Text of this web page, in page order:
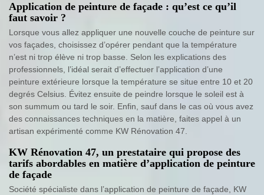
Application de peinture de façade : qu’est ce qu’il
faut savoir ?
Lorsque vous allez appliquer une nouvelle couche de peinture sur
vos façades, choisissez d’opérer pendant que la température
n’est ni trop élève ni trop basse. Selon les explications des
professionnels, l’idéal serait d’effectuer l’application d’une
peinture extérieure lorsque la température se situe entre 10 et 20
degrés Celsius. Évitez ensuite de peindre lorsque le soleil est à
son summum ou tard le soir. Enfin, sauf dans le cas où vous avez
des connaissances techniques en la matière, faites appel à un
artisan expérimenté comme KW Rénovation 47.
KW Rénovation 47, un prestataire qui propose des
tarifs abordables en matière d’application de peinture
de façade
Société spécialiste dans l’application de peinture de façade, KW